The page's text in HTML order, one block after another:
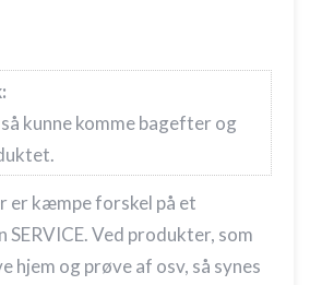
kunne komme bagefter og
er kæmpe forskel på et
SERVICE. Ved produkter, som
hjem og prøve af osv, så synes